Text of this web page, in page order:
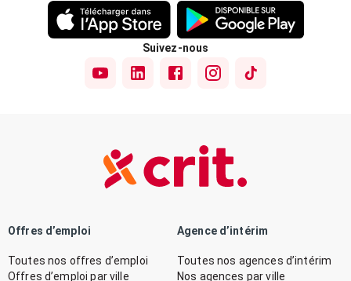
Suivez-nous
Offres d’emploi
Toutes nos offres d’emploi
Offres d’emploi par ville
Agence d’intérim
Toutes nos agences d’intérim
Nos agences par ville